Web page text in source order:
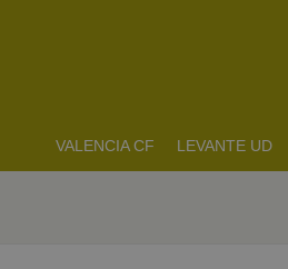
VALENCIA CF LEVANTE UD